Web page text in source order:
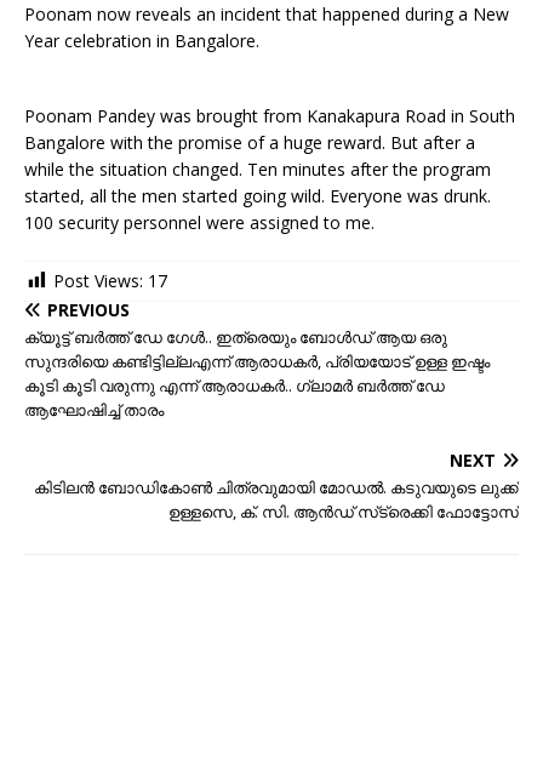
Poonam now reveals an incident that happened during a New
Year celebration in Bangalore.
Poonam Pandey was brought from Kanakapura Road in South
Bangalore with the promise of a huge reward. But after a
while the situation changed. Ten minutes after the program
started, all the men started going wild. Everyone was drunk.
100 security personnel were assigned to me.
Post Views: 17
PREVIOUS
ക്യൂട്ട് ബര്‍ത്ത് ഡേ ഗേള്‍.. ഇത്രെയും ബോള്‍ഡ് ആയ ഒരു
സുന്ദരിയെ കണ്ടിട്ടില്ലഎന്ന് ആരാധകര്‍, പ്രിയയോട് ഉള്ള ഇഷ്ടം
കൂടി കൂടി വരുന്നു എന്ന് ആരാധകര്‍.. ഗ്ലാമര്‍ ബര്‍ത്ത് ഡേ
ആഘോഷിച്ച് താരം
NEXT
കിടിലന്‍ ബോഡികോണ്‍ ചിത്രവുമായി മോഡല്‍. കടുവയുടെ ലുക്ക്
ഉള്ളസെ, ക്‌. സി. ആന്‍ഡ്‌ സ്‌ട്രെക്കി ഫോട്ടോസ്